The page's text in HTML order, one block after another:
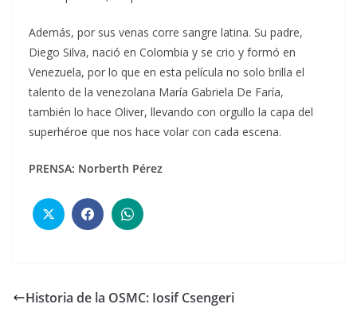
Además, por sus venas corre sangre latina. Su padre,
Diego Silva, nació en Colombia y se crio y formó en
Venezuela, por lo que en esta película no solo brilla el
talento de la venezolana María Gabriela De Faría,
también lo hace Oliver, llevando con orgullo la capa del
superhéroe que nos hace volar con cada escena.
PRENSA: Norberth Pérez
Historia de la OSMC: Iosif Csengeri